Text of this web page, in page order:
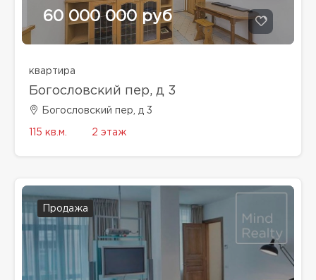
60 000 000 руб
квартира
Богословский пер, д 3
Богословский пер, д 3
115 кв.м. 2 этаж
Продажа